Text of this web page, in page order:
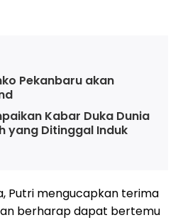
Pekanbaru akan
Kabar Duka Dunia
yang Ditinggal Induk
Putri mengucapkan terima
berharap dapat bertemu